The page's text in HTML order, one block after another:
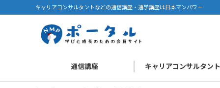
キャリアコンサルタントなどの通信講座・通学講座は日本マンパワー
通信講座 キャリアコンサルタント